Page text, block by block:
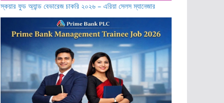
স্কয়ার ফুড অ্যান্ড বেভারেজ চাকরি ২০২৬ – এরিয়া সেলস ম্যানেজার